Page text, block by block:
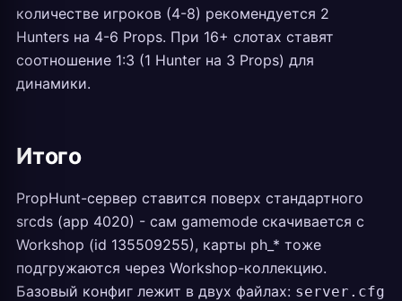
количестве игроков (4-8) рекомендуется 2
Hunters на 4-6 Props. При 16+ слотах ставят
соотношение 1:3 (1 Hunter на 3 Props) для
динамики.
Итого
PropHunt-сервер ставится поверх стандартного
srcds (app 4020) - сам gamemode скачивается с
Workshop (id 135509255), карты ph_* тоже
подгружаются через Workshop-коллекцию.
Базовый конфиг лежит в двух файлах: server.cfg